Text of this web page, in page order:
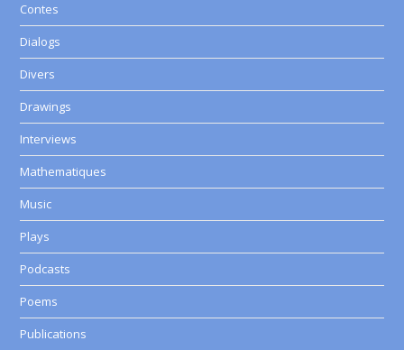
Contes
Dialogs
Divers
Drawings
Interviews
Mathematiques
Music
Plays
Podcasts
Poems
Publications